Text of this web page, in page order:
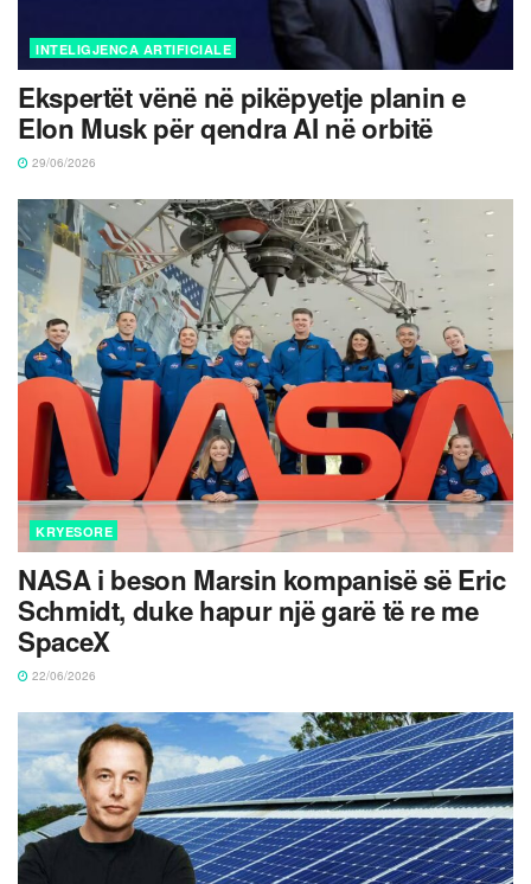
INTELIGJENCA ARTIFICIALE
Ekspertët vënë në pikëpyetje planin e
Elon Musk për qendra AI në orbitë
29/06/2026
KRYESORE
NASA i beson Marsin kompanisë së Eric
Schmidt, duke hapur një garë të re me
SpaceX
22/06/2026